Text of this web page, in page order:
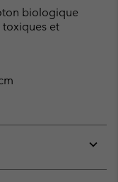
biologique
toxiques et
or